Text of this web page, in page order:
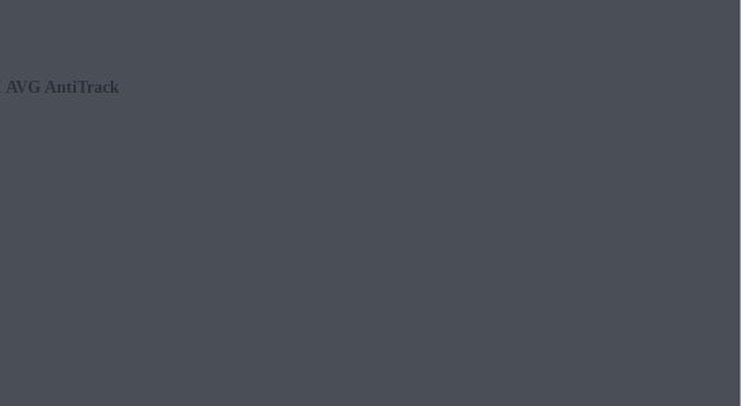
AVG AntiTrack